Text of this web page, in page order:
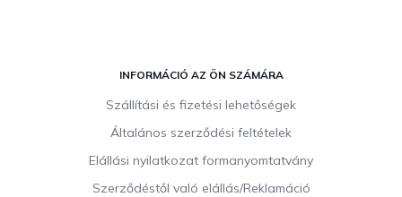
INFORMÁCIÓ AZ ÖN SZÁMÁRA
Szállítási és fizetési lehetőségek
Általános szerződési feltételek
Elállási nyilatkozat formanyomtatvány
Szerződéstől való elállás/Reklamáció